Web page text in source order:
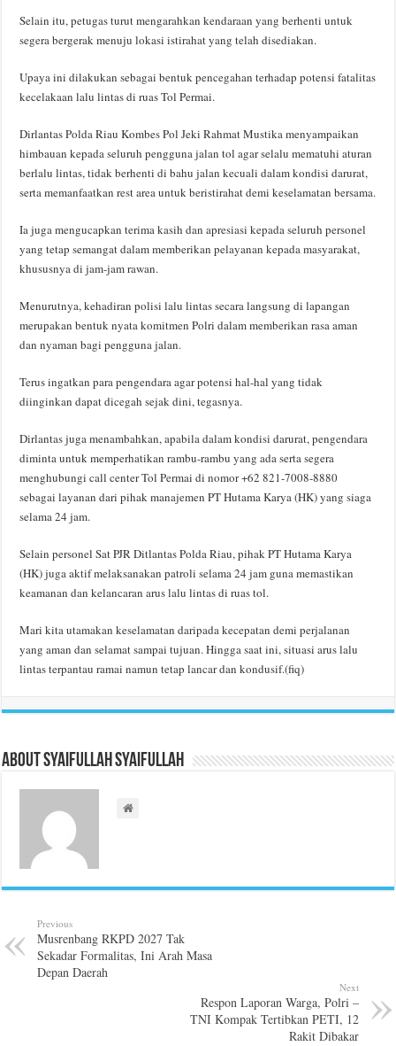
Selain itu, petugas turut mengarahkan kendaraan yang berhenti untuk
segera bergerak menuju lokasi istirahat yang telah disediakan.
Upaya ini dilakukan sebagai bentuk pencegahan terhadap potensi fatalitas
kecelakaan lalu lintas di ruas Tol Permai.
Dirlantas Polda Riau Kombes Pol Jeki Rahmat Mustika menyampaikan
himbauan kepada seluruh pengguna jalan tol agar selalu mematuhi aturan
berlalu lintas, tidak berhenti di bahu jalan kecuali dalam kondisi darurat,
serta memanfaatkan rest area untuk beristirahat demi keselamatan bersama.
Ia juga mengucapkan terima kasih dan apresiasi kepada seluruh personel
yang tetap semangat dalam memberikan pelayanan kepada masyarakat,
khususnya di jam-jam rawan.
Menurutnya, kehadiran polisi lalu lintas secara langsung di lapangan
merupakan bentuk nyata komitmen Polri dalam memberikan rasa aman
dan nyaman bagi pengguna jalan.
Terus ingatkan para pengendara agar potensi hal-hal yang tidak
diinginkan dapat dicegah sejak dini, tegasnya.
Dirlantas juga menambahkan, apabila dalam kondisi darurat, pengendara
diminta untuk memperhatikan rambu-rambu yang ada serta segera
menghubungi call center Tol Permai di nomor +62 821-7008-8880
sebagai layanan dari pihak manajemen PT Hutama Karya (HK) yang siaga
selama 24 jam.
Selain personel Sat PJR Ditlantas Polda Riau, pihak PT Hutama Karya
(HK) juga aktif melaksanakan patroli selama 24 jam guna memastikan
keamanan dan kelancaran arus lalu lintas di ruas tol.
Mari kita utamakan keselamatan daripada kecepatan demi perjalanan
yang aman dan selamat sampai tujuan. Hingga saat ini, situasi arus lalu
lintas terpantau ramai namun tetap lancar dan kondusif.(fiq)
About Syaifullah Syaifullah
Previous
Musrenbang RKPD 2027 Tak
Sekadar Formalitas, Ini Arah Masa
Depan Daerah
Next
Respon Laporan Warga, Polri –
TNI Kompak Tertibkan PETI, 12
Rakit Dibakar